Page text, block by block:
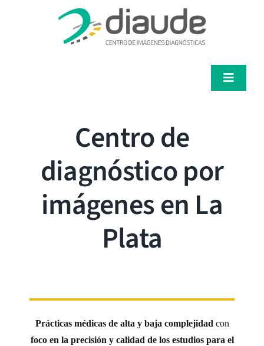
Toggle
Pacientes
Centro de
diagnóstico por
imágenes en La
Plata
Prácticas médicas de alta y baja complejidad con
foco en la precisión y calidad de los estudios para el